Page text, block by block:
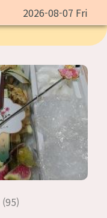
2026-08-07 Fri
(95)